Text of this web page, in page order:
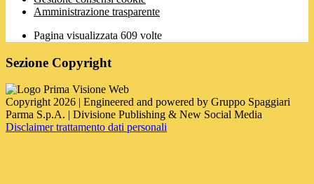
Amministrazione trasparente
Pagina visualizzata 609 volte
Sezione Copyright
Copyright 2026 | Engineered and powered by Gruppo Spaggiari
Parma S.p.A. | Divisione Publishing & New Social Media
Disclaimer trattamento dati personali